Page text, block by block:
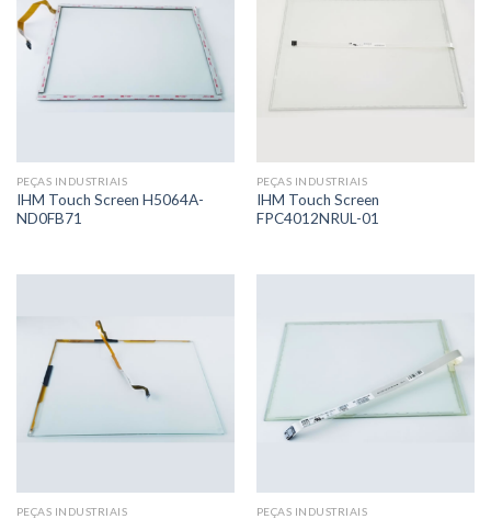
PEÇAS INDUSTRIAIS
IHM Touch Screen H5064A-
ND0FB71
PEÇAS INDUSTRIAIS
IHM Touch Screen
FPC4012NRUL-01
PEÇAS INDUSTRIAIS PEÇAS INDUSTRIAIS